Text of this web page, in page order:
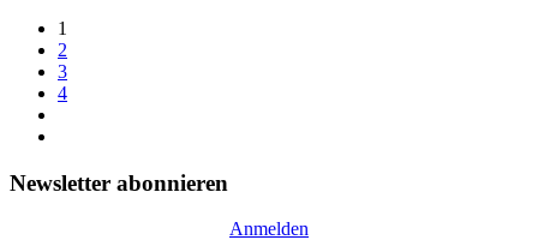
1
2
3
4
Newsletter abonnieren
Anmelden